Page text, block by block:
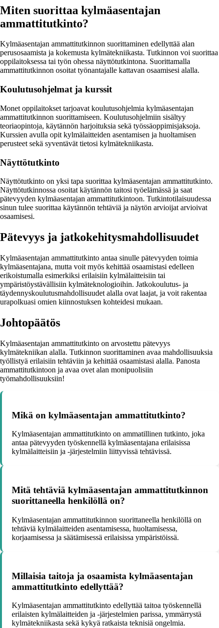
Miten suorittaa kylmäasentajan
ammattitutkinto?
Kylmäasentajan ammattitutkinnon suorittaminen edellyttää alan
perusosaamista ja kokemusta kylmätekniikasta. Tutkinnon voi suorittaa
oppilaitoksessa tai työn ohessa näyttötutkintona. Suorittamalla
ammattitutkinnon osoitat työnantajalle kattavan osaamisesi alalla.
Koulutusohjelmat ja kurssit
Monet oppilaitokset tarjoavat koulutusohjelmia kylmäasentajan
ammattitutkinnon suorittamiseen. Koulutusohjelmiin sisältyy
teoriaopintoja, käytännön harjoituksia sekä työssäoppimisjaksoja.
Kurssien avulla opit kylmälaitteiden asentamisen ja huoltamisen
perusteet sekä syventävät tietosi kylmätekniikasta.
Näyttötutkinto
Näyttötutkinto on yksi tapa suorittaa kylmäasentajan ammattitutkinto.
Näyttötutkinnossa osoitat käytännön taitosi työelämässä ja saat
pätevyyden kylmäasentajan ammattitutkintoon. Tutkintotilaisuudessa
sinun tulee suorittaa käytännön tehtäviä ja näytön arvioijat arvioivat
osaamisesi.
Pätevyys ja jatkokehitysmahdollisuudet
Kylmäasentajan ammattitutkinto antaa sinulle pätevyyden toimia
kylmäasentajana, mutta voit myös kehittää osaamistasi edelleen
erikoistumalla esimerkiksi erilaisiin kylmälaitteisiin tai
ympäristöystävällisiin kylmäteknologioihin. Jatkokoulutus- ja
täydennyskoulutusmahdollisuudet alalla ovat laajat, ja voit rakentaa
urapolkuasi omien kiinnostuksen kohteidesi mukaan.
Johtopäätös
Kylmäasentajan ammattitutkinto on arvostettu pätevyys
kylmätekniikan alalla. Tutkinnon suorittaminen avaa mahdollisuuksia
työllistyä erilaisiin tehtäviin ja kehittää osaamistasi alalla. Panosta
ammattitutkintoon ja avaa ovet alan monipuolisiin
työmahdollisuuksiin!
Mikä on kylmäasentajan ammattitutkinto?
Kylmäasentajan ammattitutkinto on ammatillinen tutkinto, joka
antaa pätevyyden työskennellä kylmäasentajana erilaisissa
kylmälaitteisiin ja -järjestelmiin liittyvissä tehtävissä.
Mitä tehtäviä kylmäasentajan ammattitutkinnon
suorittaneella henkilöllä on?
Kylmäasentajan ammattitutkinnon suorittaneella henkilöllä on
tehtäviä kylmälaitteiden asentamisessa, huoltamisessa,
korjaamisessa ja säätämisessä erilaisissa ympäristöissä.
Millaisia taitoja ja osaamista kylmäasentajan
ammattitutkinto edellyttää?
Kylmäasentajan ammattitutkinto edellyttää taitoa työskennellä
erilaisten kylmälaitteiden ja -järjestelmien parissa, ymmärrystä
kylmätekniikasta sekä kykyä ratkaista teknisiä ongelmia.